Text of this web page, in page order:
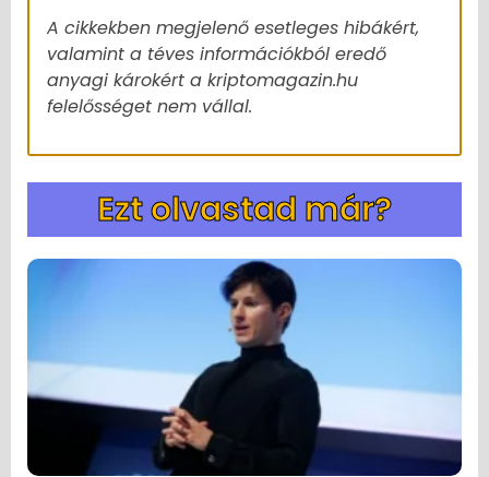
A cikkekben megjelenő esetleges hibákért,
valamint a téves információkból eredő
anyagi károkért a kriptomagazin.hu
felelősséget nem vállal.
Ezt olvastad már?